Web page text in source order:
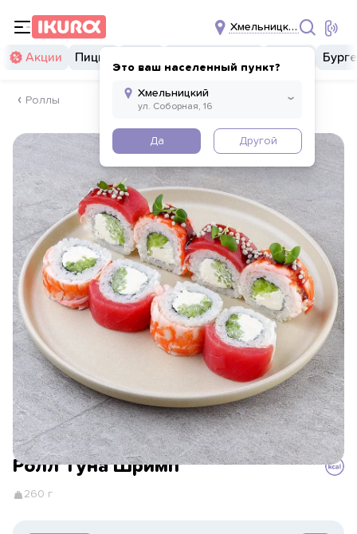
Хмельницкий
Это ваш населенный пункт?
Да Другой
Акции Пицца
Роллы
Ролл Туна Шримп
260 г